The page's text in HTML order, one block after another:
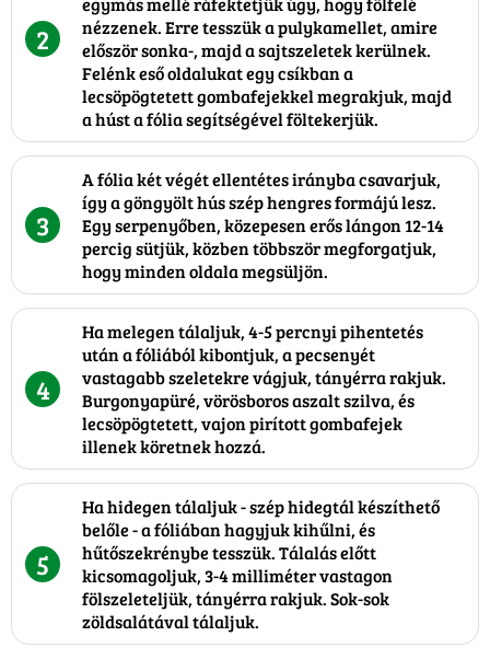
2
nézzenek. Erre tesszük a pulykamellet, amire
először sonka-, majd a sajtszeletek kerülnek.
Felénk eső oldalukat egy csíkban a
lecsöpögtetett gombafejekkel megrakjuk, majd
a húst a fólia segítségével föltekerjük.
3
A fólia két végét ellentétes irányba csavarjuk,
így a göngyölt hús szép hengres formájú lesz.
Egy serpenyőben, közepesen erős lángon 12-14
percig sütjük, közben többször megforgatjuk,
hogy minden oldala megsüljön.
4
Ha melegen tálaljuk, 4-5 percnyi pihentetés
után a fóliából kibontjuk, a pecsenyét
vastagabb szeletekre vágjuk, tányérra rakjuk.
Burgonyapüré, vörösboros aszalt szilva, és
lecsöpögtetett, vajon pirított gombafejek
illenek köretnek hozzá.
5
Ha hidegen tálaljuk - szép hidegtál készíthető
belőle - a fóliában hagyjuk kihűlni, és
hűtőszekrénybe tesszük. Tálalás előtt
kicsomagoljuk, 3-4 milliméter vastagon
fölszeleteljük, tányérra rakjuk. Sok-sok
zöldsalátával tálaljuk.